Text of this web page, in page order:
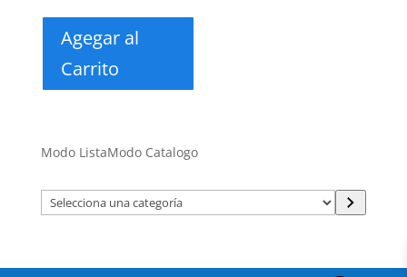
Agegar al
Carrito
Modo ListaModo Catalogo
Selecciona
una